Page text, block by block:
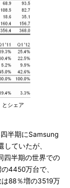
とシェア
半期にSamsung
ていたが、
四半期の世界での
4450万台で、
88％増の3519万